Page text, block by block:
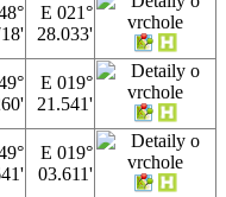
E 021°
28.033'
E 019°
21.541'
E 019°
03.611'